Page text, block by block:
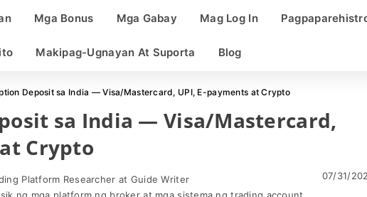
Mga Bonus Mga Gabay Mag Log In
Makipag-Ugnayan At Suporta Blog
Deposit sa India — Visa/Mastercard, UPI, E-payments at Crypto
sa India — Visa/Mastercard,
Crypto
Platform Researcher at Guide Writer
07/31/